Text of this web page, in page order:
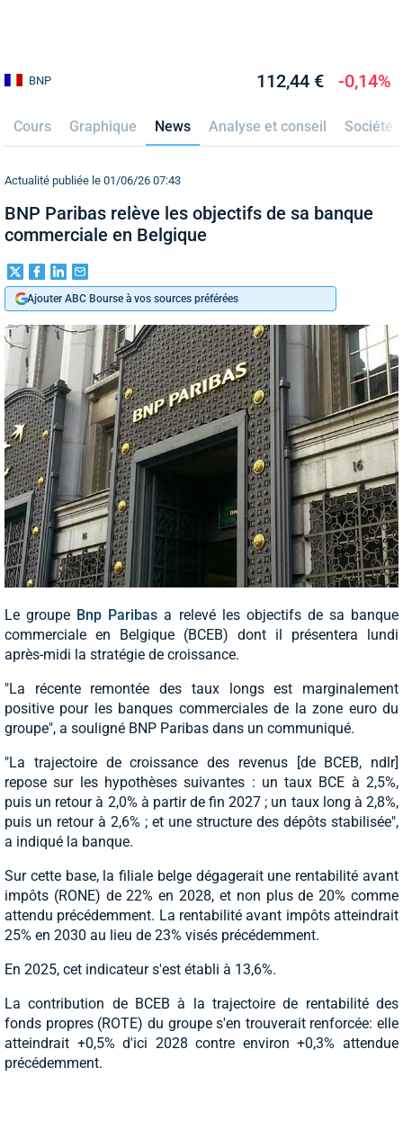
BNP 112,44 € -0,14%
Cours Graphique News Analyse et conseil Société
Actualité publiée le 01/06/26 07:43
BNP Paribas relève les objectifs de sa banque
commerciale en Belgique
Ajouter ABC Bourse à vos sources préférées
Le groupe Bnp Paribas a relevé les objectifs de sa banque
commerciale en Belgique (BCEB) dont il présentera lundi
après-midi la stratégie de croissance.
"La récente remontée des taux longs est marginalement
positive pour les banques commerciales de la zone euro du
groupe", a souligné BNP Paribas dans un communiqué.
"La trajectoire de croissance des revenus [de BCEB, ndlr]
repose sur les hypothèses suivantes : un taux BCE à 2,5%,
puis un retour à 2,0% à partir de fin 2027 ; un taux long à 2,8%,
puis un retour à 2,6% ; et une structure des dépôts stabilisée",
a indiqué la banque.
Sur cette base, la filiale belge dégagerait une rentabilité avant
impôts (RONE) de 22% en 2028, et non plus de 20% comme
attendu précédemment. La rentabilité avant impôts atteindrait
25% en 2030 au lieu de 23% visés précédemment.
En 2025, cet indicateur s'est établi à 13,6%.
La contribution de BCEB à la trajectoire de rentabilité des
fonds propres (ROTE) du groupe s'en trouverait renforcée: elle
atteindrait +0,5% d'ici 2028 contre environ +0,3% attendue
précédemment.